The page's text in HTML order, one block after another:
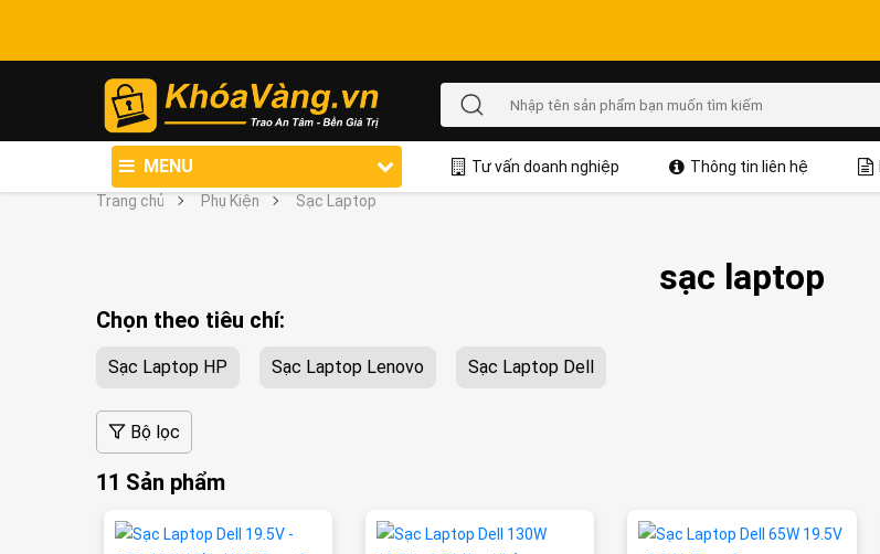
MENU Tư vấn doanh nghiệp Thông tin liên hệ
Trang chủ
Phụ Kiện Sạc Laptop
sạc laptop
Chọn theo tiêu chí:
Sạc Laptop HP Sạc Laptop Lenovo Sạc Laptop Dell
Bộ lọc
11 Sản phẩm